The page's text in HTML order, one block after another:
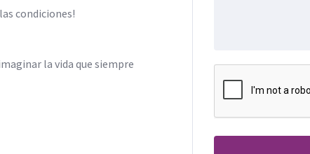
condiciones!
la vida que siempre